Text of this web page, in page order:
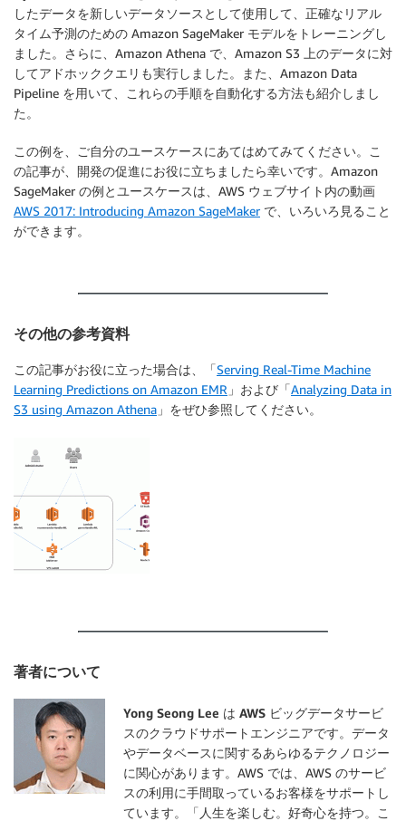
したデータを新しいデータソースとして使用して、正確なリアル
タイム予測のための Amazon SageMaker モデルをトレーニングし
ました。さらに、Amazon Athena で、Amazon S3 上のデータに対
してアドホッククエリも実行しました。また、Amazon Data
Pipeline を用いて、これらの手順を自動化する方法も紹介しまし
た。
この例を、ご自分のユースケースにあてはめてみてください。こ
の記事が、開発の促進にお役に立ちましたら幸いです。Amazon
SageMaker の例とユースケースは、AWS ウェブサイト内の動画
AWS 2017: Introducing Amazon SageMakerで、いろいろ見ること
ができます。
その他の参考資料
この記事がお役に立った場合は、「Serving Real-Time Machine
Learning Predictions on Amazon EMR 」および「Analyzing Data in
S3 using Amazon Athena 」をぜひ参照してください。
著者について
Yong Seong Lee は AWS ビッグデータサービ
スのクラウドサポートエンジニアです。データ
やデータベースに関するあらゆるテクノロジー
に関心があります。AWS では、AWS のサービ
スの利用に手間取っているお客様をサポートし
ています。「人生を楽しむ。好奇心を持つ。こ